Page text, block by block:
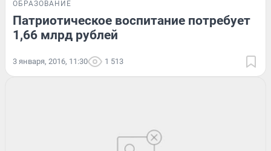
ОБРАЗОВАНИЕ
Патриотическое воспитание потребует
1,66 млрд рублей
3 января, 2016, 11:30 1 513